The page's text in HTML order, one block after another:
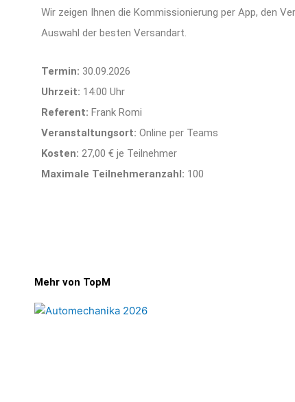
Wir zeigen Ihnen die Kommissionierung per App, den
Auswahl der besten Versandart.
Termin: 30.09.2026
Uhrzeit: 14:00 Uhr
Referent: Frank Romi
Veranstaltungsort: Online per Teams
Kosten: 27,00 € je Teilnehmer
Maximale Teilnehmeranzahl: 100
Mehr von TopM